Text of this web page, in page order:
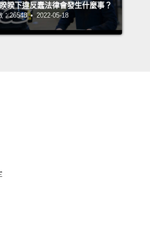
睽下違反蠢法律會發生什麼事？
：26548 • 2022-05-18